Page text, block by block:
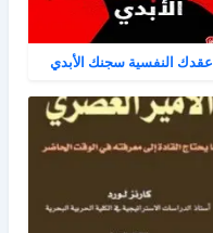
عقدك النفسية سجنك الأبدي